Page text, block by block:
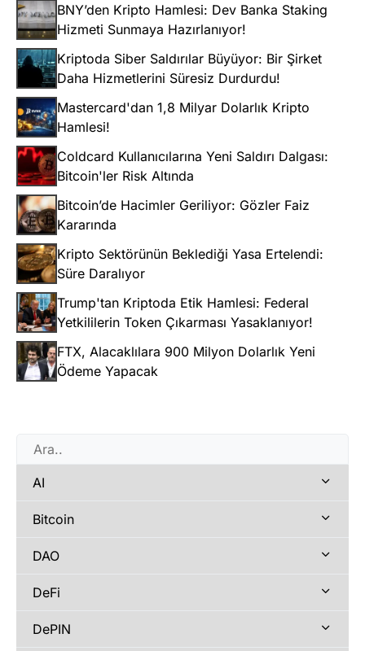
BNY’den Kripto Hamlesi: Dev Banka Staking
Hizmeti Sunmaya Hazırlanıyor!
Kriptoda Siber Saldırılar Büyüyor: Bir Şirket
Daha Hizmetlerini Süresiz Durdurdu!
Mastercard'dan 1,8 Milyar Dolarlık Kripto
Hamlesi!
Coldcard Kullanıcılarına Yeni Saldırı Dalgası:
Bitcoin'ler Risk Altında
Bitcoin’de Hacimler Geriliyor: Gözler Faiz
Kararında
Kripto Sektörünün Beklediği Yasa Ertelendi:
Süre Daralıyor
Trump'tan Kriptoda Etik Hamlesi: Federal
Yetkililerin Token Çıkarması Yasaklanıyor!
FTX, Alacaklılara 900 Milyon Dolarlık Yeni
Ödeme Yapacak
AI
Bitcoin
DAO
DeFi
DePIN